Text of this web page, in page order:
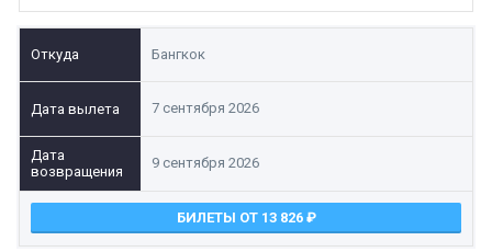
Бангкок
7 сентября 2026
9 сентября 2026
БИЛЕТЫ ОТ 13 826